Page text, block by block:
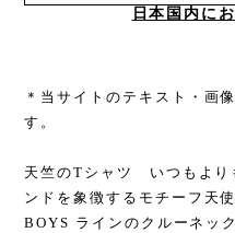
日本国内に
＊当サイトのテキスト・画
す。
天竺のTシャツ いつもよ
ンドを象徴するモチーフ天
BOYS ラインのクルーネッ